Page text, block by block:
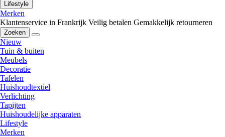
Lifestyle
Merken
Klantenservice in Frankrijk Veilig betalen Gemakkelijk retourneren
Zoeken
Nieuw
Tuin & buiten
Meubels
Decoratie
Tafelen
Huishoudtextiel
Verlichting
Tapijten
Huishoudelijke apparaten
Lifestyle
Merken